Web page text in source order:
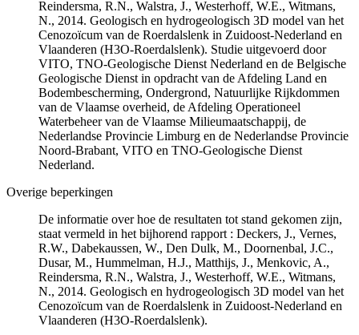
Reindersma, R.N., Walstra, J., Westerhoff, W.E., Witmans,
N., 2014. Geologisch en hydrogeologisch 3D model van het
Cenozoïcum van de Roerdalslenk in Zuidoost-Nederland en
Vlaanderen (H3O-Roerdalslenk). Studie uitgevoerd door
VITO, TNO-Geologische Dienst Nederland en de Belgische
Geologische Dienst in opdracht van de Afdeling Land en
Bodembescherming, Ondergrond, Natuurlijke Rijkdommen
van de Vlaamse overheid, de Afdeling Operationeel
Waterbeheer van de Vlaamse Milieumaatschappij, de
Nederlandse Provincie Limburg en de Nederlandse Provincie
Noord-Brabant, VITO en TNO-Geologische Dienst
Nederland.
Overige beperkingen
De informatie over hoe de resultaten tot stand gekomen zijn,
staat vermeld in het bijhorend rapport : Deckers, J., Vernes,
R.W., Dabekaussen, W., Den Dulk, M., Doornenbal, J.C.,
Dusar, M., Hummelman, H.J., Matthijs, J., Menkovic, A.,
Reindersma, R.N., Walstra, J., Westerhoff, W.E., Witmans,
N., 2014. Geologisch en hydrogeologisch 3D model van het
Cenozoïcum van de Roerdalslenk in Zuidoost-Nederland en
Vlaanderen (H3O-Roerdalslenk).